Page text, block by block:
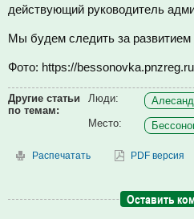
действующий руководитель
Мы будем следить за развитием
Фото: https://bessonovka.pnzreg.ru
Другие статьи
по темам:
Люди:
Место:
Распечатать PDF версия
Оставить